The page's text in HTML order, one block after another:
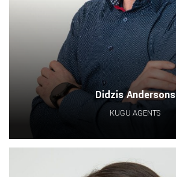
Didzis Andersons
KUĢU AĢENTS